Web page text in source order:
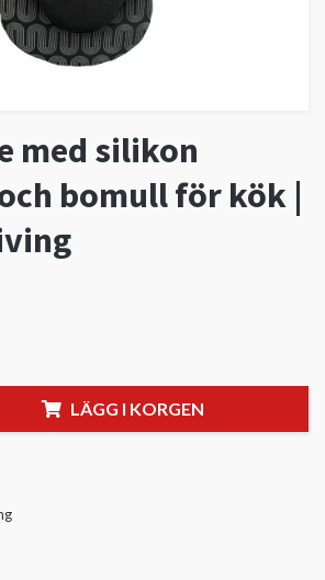
med silikon
bomull för kök |
LÄGG I KORGEN